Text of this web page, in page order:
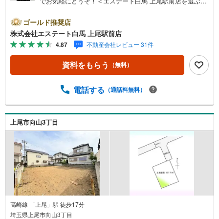
「イトーヨーカドー上尾駅前店」内に立地。2.無料駐車場
完備のお店立体駐車場は全480台収容可。駐車場完備してま
す。3.大型キッズスペース当店自慢のキッズスペースをぜ
ひご覧ください。店内におむつ替えコーナーもご用意して
ます。4.年中無休・365日営業でお手伝い営業時間:10時～2
0時まで。スピードある対応が自慢のお店です。5.提携FP
ルプランナーと無料相談。ローン返済について、老後や学
は宅地建物取引士やファイナンシャルプランナー、住宅ロ
ーンアドバイザーなど、専門資格を持つスタッフが多数在
籍しております。お客様からの資料請求、お問い合わせを
お待ちしております。
ゴールド推奨店
株式会社エステート白馬 上尾駅前店
4.87 不動産会社レビュー 31件
資料をもらう （無料）
電話する （通話料無料）
上尾市向山3丁目
高崎線 「上尾」駅 徒歩17分
埼玉県上尾市向山3丁目